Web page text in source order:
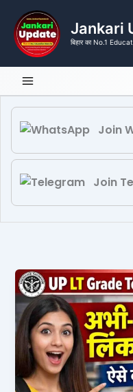
content
Jankari
बिहार का No.1
Join
Join